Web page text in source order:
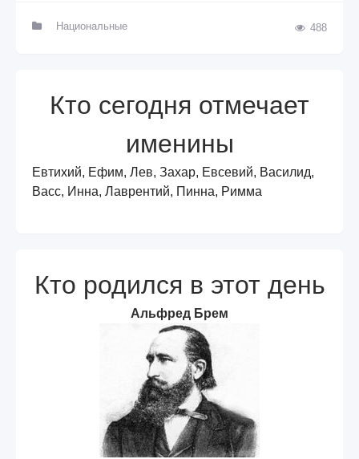
Национальные 488
Кто сегодня отмечает
именины
Евтихий, Ефим, Лев, Захар, Евсевий, Василид,
Васс, Инна, Лаврентий, Пинна, Римма
Кто родился в этот день
Альфред Брем